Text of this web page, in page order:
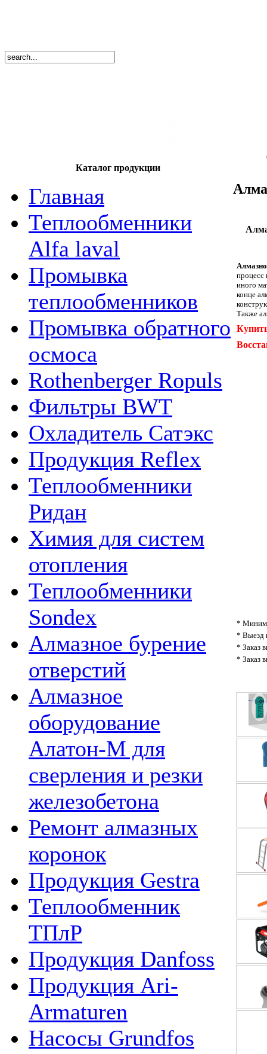
Каталог продукции
Главная
Теплообменники
Alfa laval
Промывка
теплообменников
Промывка обратного
осмоса
Rothenberger Ropuls
Фильтры BWT
Охладитель Сатэкс
Продукция Reflex
Теплообменники
Ридан
Химия для систем
отопления
Теплообменники
Sondex
Алмазное бурение
отверстий
Алмазное
оборудование
Алатон-М для
сверления и резки
железобетона
Ремонт алмазных
коронок
Продукция Gestra
Теплообменник
ТПлР
Продукция Danfoss
Продукция Ari-
Armaturen
Насосы Grundfos
процесс
иного
конце
Также
*
* Выезд
* Заказ
* Заказ